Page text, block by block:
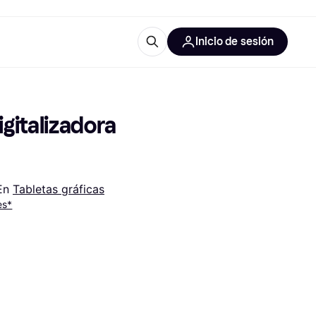
Inicio de sesión
Tabletas gráficas